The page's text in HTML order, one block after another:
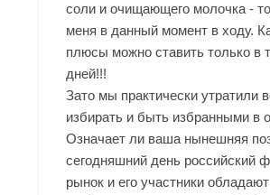
соли и очищающего молочка -
меня в данный момент в ходу.
плюсы можно ставить только в
дней!!!
Зато мы практически утратили
избирать и быть избранными в
Означает ли ваша нынешняя
сегодняшний день российский
рынок и его участники